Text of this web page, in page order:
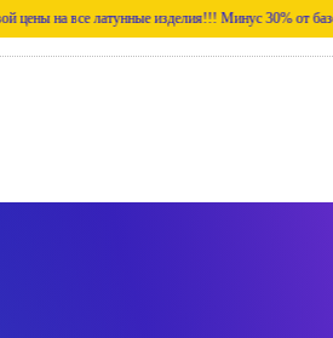
все латунные изделия!!! Минус 30% от базовой